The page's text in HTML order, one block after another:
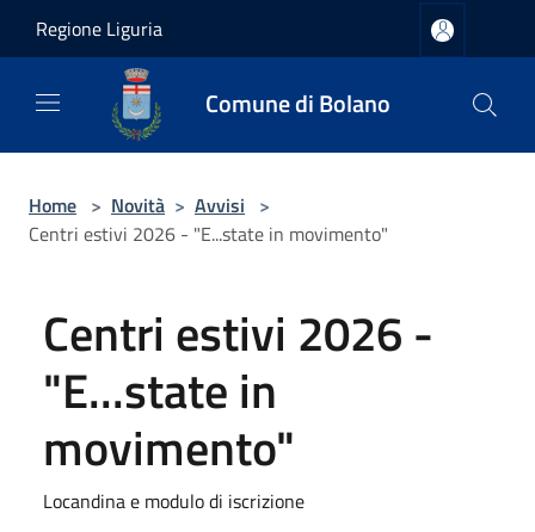
Regione Liguria
Comune di Bolano
Home > Novità > Avvisi >
Centri estivi 2026 - "E...state in movimento"
Centri estivi 2026 -
"E...state in
movimento"
Locandina e modulo di iscrizione